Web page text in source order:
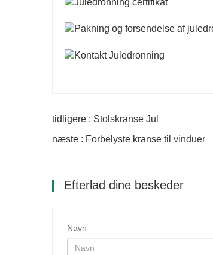
tidligere : Stolskranse Jul
næste : Forbelyste kranse til vinduer
Efterlad dine beskeder
Navn